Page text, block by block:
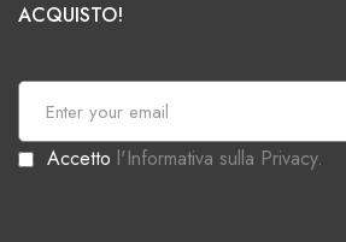
ACQUISTO!
c
Accetto l'Informativa sulla Privacy.